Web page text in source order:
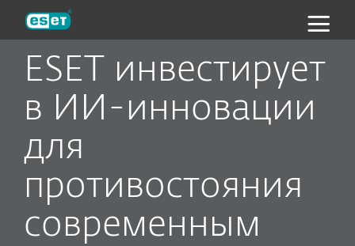
ESET инвестирует
в ИИ-инновации
для
противостояния
современным
ESET